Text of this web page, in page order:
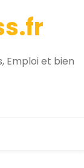
Emploi et bien